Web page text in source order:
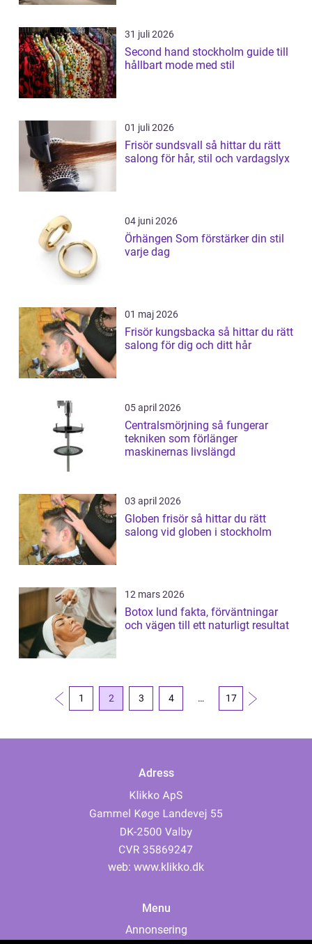
31 juli 2026
Second hand stockholm guide till
hållbart mode med stil
01 juli 2026
Frisör sundsvall så hittar du rätt
salong för hår, stil och vardagslyx
04 juni 2026
Örhängen Som förstärker din stil
varje dag
01 maj 2026
Frisör kungsbacka så hittar du rätt
salong för dig och ditt hår
05 april 2026
Centralsmörjning så fungerar
tekniken som förlänger
maskinernas livslängd
03 april 2026
Globen frisör så hittar du rätt
salong vid globen i stockholm
12 mars 2026
Botox lund fakta, förväntningar
och vägen till ett naturligt resultat
1 2 3 4 … 17
Adress
web: www.klikko.dk
Menu
Annonsering